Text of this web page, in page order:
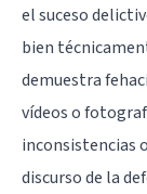
el suceso
bien
demuestra
vídeos o
inconsistencias
discurso de la